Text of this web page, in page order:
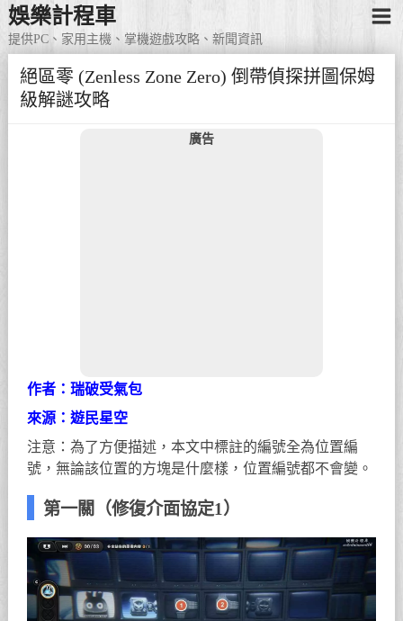
娛樂計程車
提供PC、家用主機、掌機遊戲攻略、新聞資訊
絕區零 (Zenless Zone Zero) 倒帶偵探拼圖保姆
級解謎攻略
廣告
作者：瑞破受氣包
來源：遊民星空
注意：為了方便描述，本文中標註的編號全為位置編
號，無論該位置的方塊是什麼樣，位置編號都不會變。
第一關（修復介面協定1）